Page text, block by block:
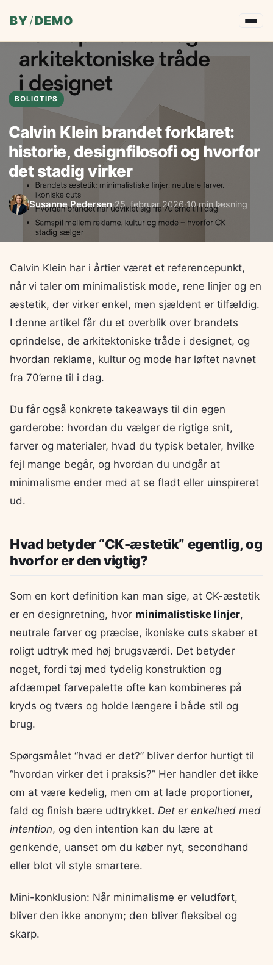
BY/DEMO
BOLIGTIPS
Calvin Klein brandet forklaret:
historie, designfilosofi og hvorfor
det stadig virker
Susanne Pedersen·25. februar 2026·10 min læsning
Calvin Klein har i årtier været et referencepunkt,
når vi taler om minimalistisk mode, rene linjer og en
æstetik, der virker enkel, men sjældent er tilfældig.
I denne artikel får du et overblik over brandets
oprindelse, de arkitektoniske tråde i designet, og
hvordan reklame, kultur og mode har løftet navnet
fra 70’erne til i dag.
Du får også konkrete takeaways til din egen
garderobe: hvordan du vælger de rigtige snit,
farver og materialer, hvad du typisk betaler, hvilke
fejl mange begår, og hvordan du undgår at
minimalisme ender med at se fladt eller uinspireret
ud.
Hvad betyder “CK-æstetik” egentlig, og
hvorfor er den vigtig?
Som en kort definition kan man sige, at CK-æstetik
er en designretning, hvor minimalistiske linjer,
neutrale farver og præcise, ikoniske cuts skaber et
roligt udtryk med høj brugsværdi. Det betyder
noget, fordi tøj med tydelig konstruktion og
afdæmpet farvepalette ofte kan kombineres på
kryds og tværs og holde længere i både stil og
brug.
Spørgsmålet “hvad er det?” bliver derfor hurtigt til
“hvordan virker det i praksis?” Her handler det ikke
om at være kedelig, men om at lade proportioner,
fald og finish bære udtrykket. Det er enkelhed med
intention, og den intention kan du lære at
genkende, uanset om du køber nyt, secondhand
eller blot vil style smartere.
Mini-konklusion: Når minimalisme er veludført,
bliver den ikke anonym; den bliver fleksibel og
skarp.